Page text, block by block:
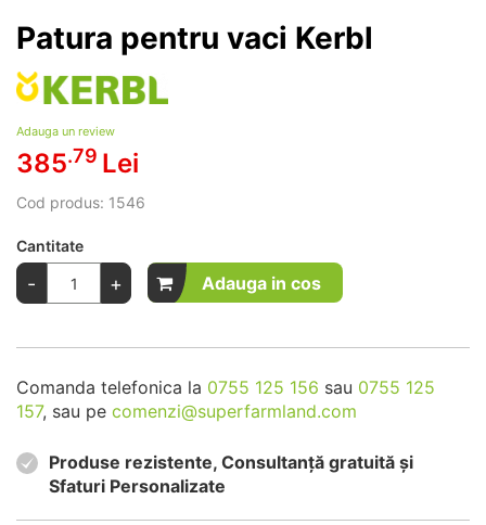
Patura pentru vaci Kerbl
Adauga un review
385.79 Lei
Cod produs: 1546
Cantitate
- + Adauga in cos
Comanda telefonica la 0755 125 156 sau 0755 125
157, sau pe comenzi@superfarmland.com
Produse rezistente, Consultanță gratuită și
Sfaturi Personalizate